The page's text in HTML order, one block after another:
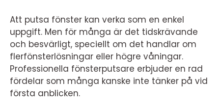
Att putsa fönster kan verka som en enkel
uppgift. Men för många är det tidskrävande
och besvärligt, speciellt om det handlar om
flerfönsterlösningar eller högre våningar.
Professionella fönsterputsare erbjuder en rad
fördelar som många kanske inte tänker på vid
första anblicken.